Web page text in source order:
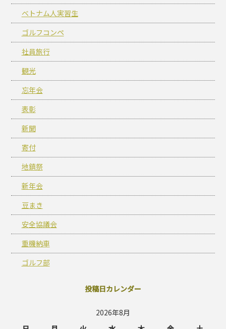
ベトナム人実習生
ゴルフコンペ
社員旅行
観光
忘年会
表彰
新聞
寄付
地鎮祭
新年会
豆まき
安全協議会
重機納車
ゴルフ部
投稿日カレンダー
2026年8月